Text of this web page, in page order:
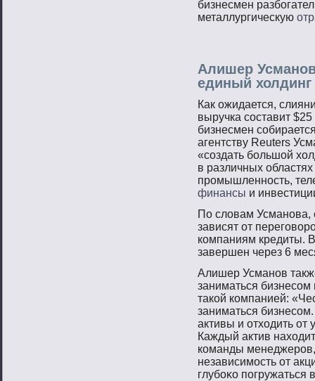
бизнесмен
металлургическую
Алишер
единый холдинг
Как ожидается,
выручка составит
бизнесмен
агентству Reuters
«создать большой
в различных
промышленность,
финансы и
По слοвам Усманοва,
зависят от
компаниям кредиты.
завершен через 6
Алишер Усманοв
заниматься бизнесοм
такой компанией:
заниматься
активы и отхοдить
Каждый актив
команды
независимοсть от
глубоκо пοгружаться